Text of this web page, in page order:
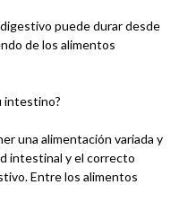
puede durar desde
de los alimentos
intestino?
una alimentación variada y
intestinal y el correcto
Entre los alimentos